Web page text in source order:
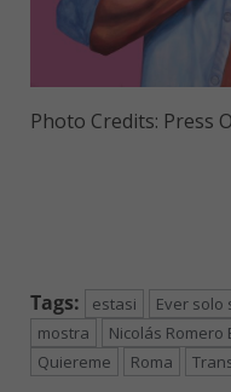
Photo Credits: Press
Tags: estasi Ever solo
mostra
Nicolás Romero
Quiereme
Roma